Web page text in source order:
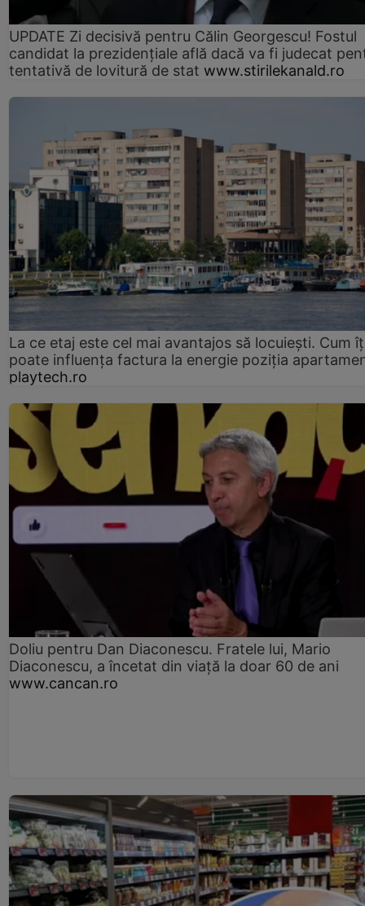
UPDATE Zi decisivă pentru Călin Georgescu! Fostul
candidat la prezidențiale află dacă va fi judecat
tentativă de lovitură de stat www.stirilekanald.ro
La ce etaj este cel mai avantajos să locuiești. Cum
poate influența factura la energie poziția
playtech.ro
Doliu pentru Dan Diaconescu. Fratele lui, Mario
Diaconescu, a încetat din viață la doar 60 de ani
www.cancan.ro